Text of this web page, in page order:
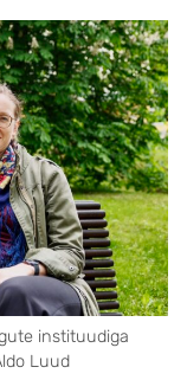
instituudiga
Luud